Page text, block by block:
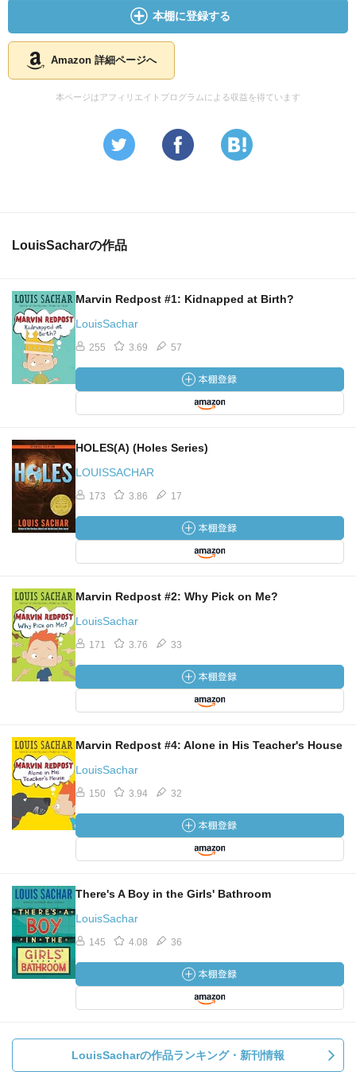
本棚に登録する
Amazon 詳細ページへ
本ページはアフィリエイトプログラムによる収益を得ています
LouisSacharの作品
Marvin Redpost #1: Kidnapped at Birth?
LouisSachar
255 3.69 57
HOLES(A) (Holes Series)
LOUISSACHAR
173 3.86 17
Marvin Redpost #2: Why Pick on Me?
LouisSachar
171 3.76 33
Marvin Redpost #4: Alone in His Teacher's House
LouisSachar
150 3.94 32
There's A Boy in the Girls' Bathroom
LouisSachar
145 4.08 36
LouisSacharの作品ランキング・新刊情報